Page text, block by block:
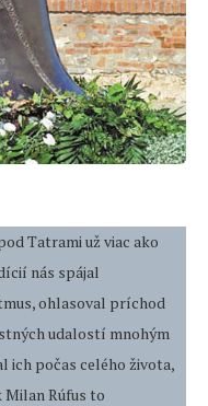
Tatrami už viac ako
nás spájal
ohlasoval príchod
udalostí mnohým
ich počas celého života,
Milan Rúfus to